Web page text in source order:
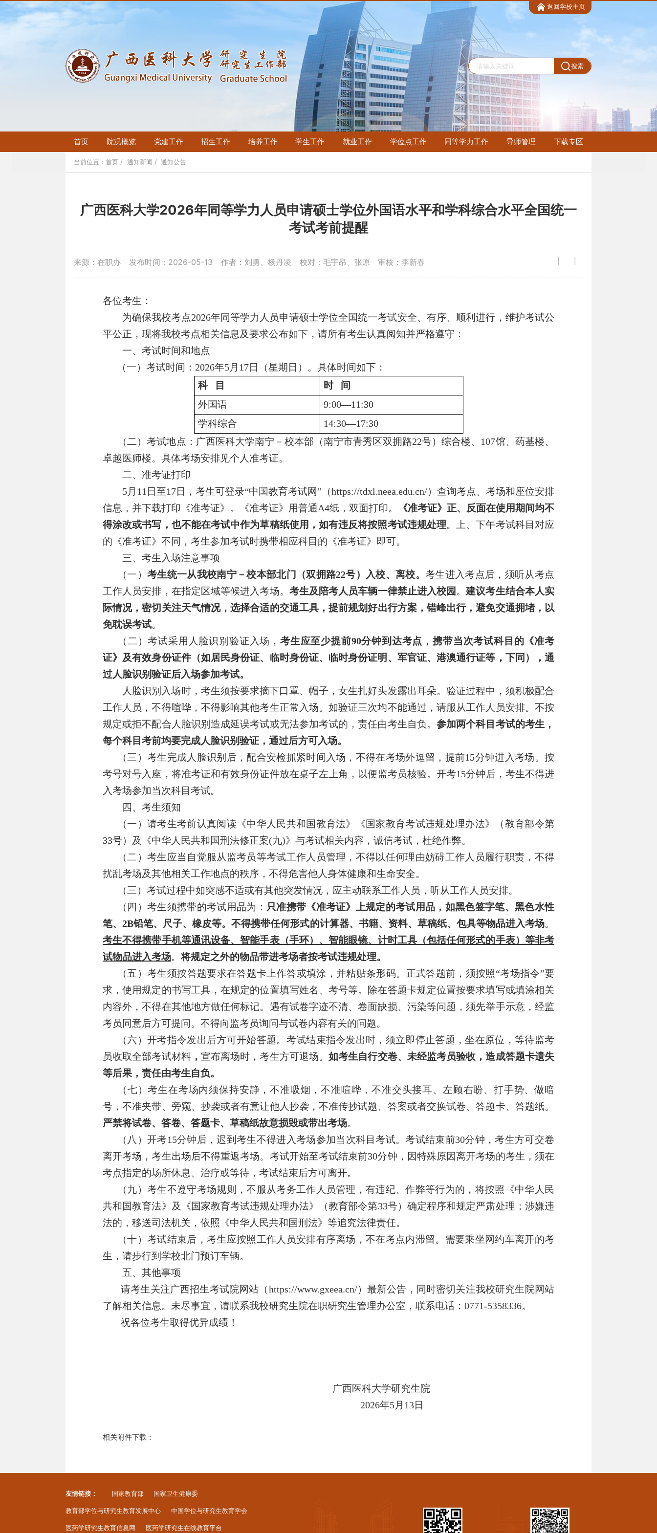
返回学校主页
搜索
首页 院况概览 党建工作 招生工作 培养工作 学生工作 就业工作 学位点工作 同等学力工作 导师管理 下载专区
当前位置：首页 通知新闻 通知公告
广西医科大学2026年同等学力人员申请硕士学位外国语水平和学科综合水平全国统一
考试考前提醒
来源：在职办 发布时间：2026-05-13 作者：刘勇、杨丹凌 校对：毛宇昂、张原 审核：李新春
各位考生：
为确保我校考点2026年同等学力人员申请硕士学位全国统一考试安全、有序、顺利进行，维护考试公
平公正，现将我校考点相关信息及要求公布如下，请所有考生认真阅知并严格遵守：
一、考试时间和地点
（一）考试时间： 2026年5月 17日（星期日）。具体时间如下：
科
目 时
间
外国语
9:00—11:30
学科综合
14:30—17:30
（二）考试地点：广西医科大学南宁－校本部（南宁市青秀区双拥路22号）综合楼、 107馆、药基楼、
卓越医师楼。具体考场安排见个人准考证。
二、准考证打印
5月 11 日至17日，考生可登录“中国教育考试网” （https://tdxl.neea.edu.cn/）查询考点、考场和座位安排
信息，并下载打印《准考证》。《准考证》用普通A4纸，双面打印。
《准考证》正、反面在使用期间均不
得涂改或书写，也不能在考试中作为草稿纸使用，如有违反将按照考试违规处理。上、下午考试科目对应
的《准考证》不同，考生参加考试时携带相应科目的《准考证》即可。
三、考生入场注意事项
（一） 考生统一从我校南宁－校本部北门（双拥路22号）入校、离校。考生进入考点后，须听从考点
工作人员安排，在指定区域等候进入考场。 考生及陪考人员车辆一律禁止进入校园 。建议考生结合本人实
际情况，密切关注天气情况，选择合适的交通工具，提前规划好出行方案，错峰出行，避免交通拥堵，以
免耽误考试。
（二）考试采用人脸识别验证入场， 考生应至少提前90分钟到达考点，携带当次考试科目的《准考
证》及有效身份证件（如居民身份证、临时身份证、临时身份证明、军官证、港澳通行证等，下同），通
过人脸识别验证后入场参加考试。
人脸识别入场时，考生须按要求摘下口罩、帽子，女生扎好头发露出耳朵。验证过程中，须积极配合
工作人员，不得喧哗，不得影响其他考生正常入场。如验证三次均不能通过，请服从工作人员安排。不按
规定或拒不配合人脸识别造成延误考试或无法参加考试的，责任由考生自负。参加两个科目考试的考生，
每个科目考前均要完成人脸识别验证，通过后方可入场。
（三） 考生完成人脸识别后，配合安检抓紧时间入场，不得在考场外逗留，提前15分钟进入考场。按
考号对号入座，将准考证和有效身份证件放在桌子左上角，以便监考员核验。开考15分钟后，考生不得进
入考场参加当次科目考试。
四、考生须知
（一）请考生考前认真阅读《中华人民共和国教育法》《国家教育考试违规处理办法》（教育部令第
33号）及《中华人民共和国刑法修正案(九)》与考试相关内容，诚信考试，杜绝作弊。
（二）考生应当自觉服从监考员等考试工作人员管理，不得以任何理由妨碍工作人员履行职责，不得
扰乱考场及其他相关工作地点的秩序，不得危害他人身体健康和生命安全。
（三）考试过程中如突感不适或有其他突发情况，应主动联系工作人员，听从工作人员安排。
（四）考生须携带的考试用品为： 只准携带《准考证》上规定的考试用品 ， 如黑色签字笔、黑色水性
笔、2B铅笔、尺子、橡皮等。不得携带任何形式的计算器、书籍、资料、草稿纸、 包具等物品进入考场。
考生不得携带手机等通讯设备、智能手表（手环）、智能眼镜、计时工具（包括任何形式的手表）等非考
试物品进入考场。将规定之外的物品带进考场者按考试违规处理。
（五）考生须按答题要求在答题卡上作答或填涂，并粘贴条形码。正式答题前，须按照“考场指令”要
求，使用规定的书写工具，在规定的位置填写姓名、考号等。除在答题卡规定位置按要求填写或填涂相关
内容外，不得在其他地方做任何标记。遇有试卷字迹不清、卷面缺损、污染等问题，须先举手示意，经监
考员同意后方可提问。不得向监考员询问与试卷内容有关的问题。
（六）开考指令发出后方可开始答题。考试结束指令发出时，须立即停止答题，坐在原位，等待监考
员收取全部考试材料， 宣布离场时，考生方可退场。如考生自行交卷、未经监考员验收，造成答题卡遗失
等后果，责任由考生自负。
（七）考生在考场内须保持安静，不准吸烟，不准喧哗，不准交头接耳、左顾右盼、打手势、做暗
号，不准夹带、旁窥、抄袭或者有意让他人抄袭，不准传抄试题、答案或者交换试卷、答题卡、答题纸。
严禁将试卷、答卷、答题卡、草稿纸故意损毁或带出考场。
（八）开考15分钟后，迟到考生不得进入考场参加当次科目考试。考试结束前30分钟，考生方可交卷
离开考场，考生出场后不得重返考场。考试开始至考试结束前30分钟，因特殊原因离开考场的考生，须在
考点指定的场所休息、治疗或等待，考试结束后方可离开。
（九）考生不遵守考场规则，不服从考务工作人员管理，有违纪、作弊等行为的，将按照《中华人民
共和国教育法》及《国家教育考试违规处理办法》（教育部令第33号）确定程序和规定严肃处理；涉嫌违
法的，移送司法机关，依照《中华人民共和国刑法》等追究法律责任。
（十）考试结束后，考生应按照工作人员安排有序离场，不在考点内滞留。 需要乘坐网约车离开的考
生，请步行到学校北门预订车辆。
五、其他事项
请考生关注广西招生考试院网站（https://www.gxeea.cn/）最新公告， 同时密切关注我校研究生院网站
了解相关信息。未尽事宜 ， 请联系我校研究生院在职研究生管理办公室，联系电话： 0771-5358336。
祝各位考生取得优异成绩！
广西医科大学研究生院
2026年5月 13日
相关附件下载：
友情链接： 国家教育部 国家卫生健康委
教育部学位与研究生教育发展中心 中国学位与研究生教育学会
医药学研究生教育信息网 医药学研究生在线教育平台